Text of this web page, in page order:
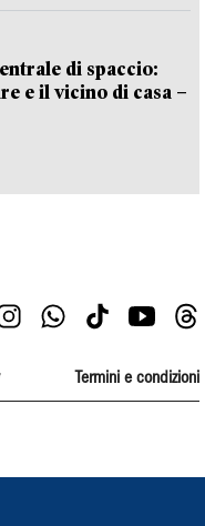
di spaccio:
e il vicino di casa –
Termini e condizioni